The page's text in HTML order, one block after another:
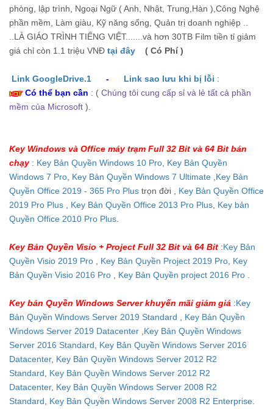
phòng, lập trình, Ngoại Ngữ ( Anh, Nhật, Trung,Hàn ),Công Nghệ
phần mềm, Làm giàu, Kỹ năng sống, Quản trị doanh nghiệp ..
..LÀ GIÁO TRÌNH TIẾNG VIỆT.......và hơn 30TB Film tiền tỉ giảm
giá chỉ còn 1.1 triệu VNĐ tại đây ( Có Phí )
Link GoogleDrive.1 - Link sao lưu khi bị lỗi :
Có thể bạn cần : ( Chúng tôi cung cấp sỉ và lẻ tất cả phần
mềm của Microsoft ).
Key Windows và Office máy trạm Full 32 Bit và 64 Bit bán
chạy: Key Bản Quyền Windows 10 Pro, Key Bản Quyền
Windows 7 Pro, Key Bản Quyền Windows 7 Ultimate ,Key Bản
Quyền Office 2019 - 365 Pro Plus trọn đời , Key Bản Quyền Office
2019 Pro Plus , Key Bản Quyền Office 2013 Pro Plus, Key bản
Quyền Office 2010 Pro Plus.
Key Bản Quyền Visio + Project Full 32 Bit và 64 Bit :Key Bản
Quyền Visio 2019 Pro , Key Bản Quyền Project 2019 Pro, Key
Bản Quyền Visio 2016 Pro , Key Bản Quyền project 2016 Pro .
Key bản Quyền Windows Server khuyến mãi giảm giá :Key
Bản Quyền Windows Server 2019 Standard , Key Bản Quyền
Windows Server 2019 Datacenter ,Key Bản Quyền Windows
Server 2016 Standard, Key Bản Quyền Windows Server 2016
Datacenter, Key Bản Quyền Windows Server 2012 R2
Standard, Key Bản Quyền Windows Server 2012 R2
Datacenter, Key Bản Quyền Windows Server 2008 R2
Standard, Key Bản Quyền Windows Server 2008 R2 Enterprise.